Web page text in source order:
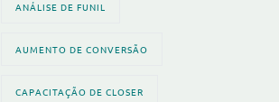
ANÁLISE DE FUNIL
AUMENTO DE CONVERSÃO
CAPACITAÇÃO DE CLOSER